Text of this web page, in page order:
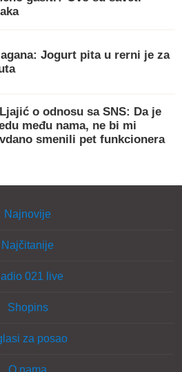
Jogurt pita u rerni je za
o odnosu sa SNS: Da je
među nama, ne bi mi
smenili pet funkcionera
Najnovije
Najčitanije
021 live
Shopins
za posao
O nama